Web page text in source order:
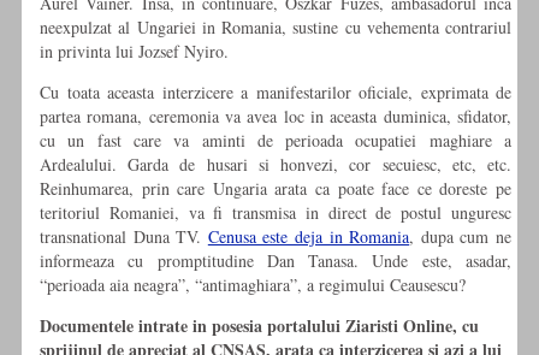
neexpulzat al Ungariei in Romania, sustine cu vehementa contrariul
in privinta lui Jozsef Nyiro.
Cu toata aceasta interzicere a manifestarilor oficiale, exprimata de
partea romana, ceremonia va avea loc in aceasta duminica, sfidator,
cu un fast care va aminti de perioada ocupatiei maghiare a
Ardealului. Garda de husari si honvezi, cor secuiesc, etc, etc.
Reinhumarea, prin care Ungaria arata ca poate face ce doreste pe
teritoriul Romaniei, va fi transmisa in direct de postul unguresc
transnational Duna TV. Cenusa este deja in Romania, dupa cum ne
informeaza cu promptitudine Dan Tanasa. Unde este, asadar,
“perioada aia neagra”, “antimaghiara”, a regimului Ceausescu?
Documentele intrate in posesia portalului Ziaristi Online, cu
sprijinul de apreciat al CNSAS, arata ca interzicerea si azi a lui